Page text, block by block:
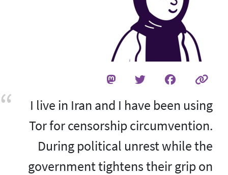
I live in Iran and I have been using
Tor for censorship circumvention.
During political unrest while the
government tightens their grip on